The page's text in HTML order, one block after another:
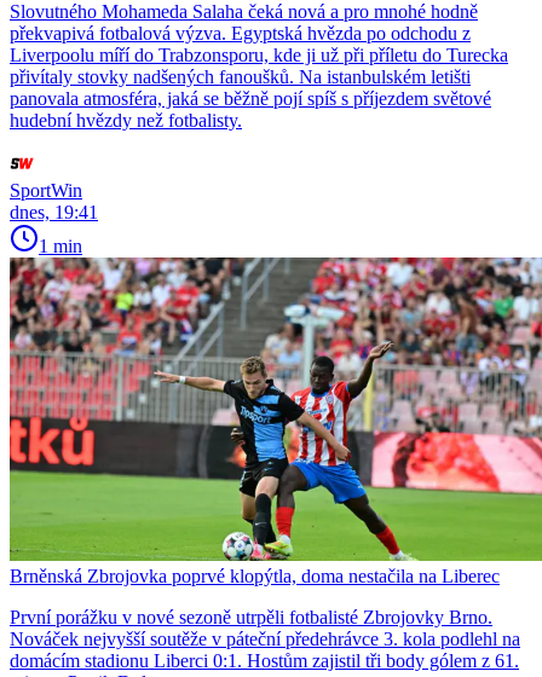
Slovutného Mohameda Salaha čeká nová a pro mnohé hodně
překvapivá fotbalová výzva. Egyptská hvězda po odchodu z
Liverpoolu míří do Trabzonsporu, kde ji už při příletu do Turecka
přivítaly stovky nadšených fanoušků. Na istanbulském letišti
panovala atmosféra, jaká se běžně pojí spíš s příjezdem světové
hudební hvězdy než fotbalisty.
SportWin
dnes, 19:41
1 min
Brněnská Zbrojovka poprvé klopýtla, doma nestačila na Liberec
První porážku v nové sezoně utrpěli fotbalisté Zbrojovky Brno.
Nováček nejvyšší soutěže v páteční předehrávce 3. kola podlehl na
domácím stadionu Liberci 0:1. Hostům zajistil tři body gólem z 61.